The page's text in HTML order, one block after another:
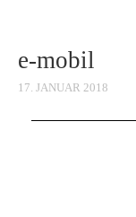
e-mobil
17. JANUAR 2018